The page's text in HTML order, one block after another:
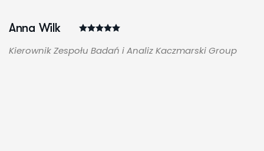
Anna Wilk
Kierownik Zespołu Badań i Analiz Kaczmarski Group